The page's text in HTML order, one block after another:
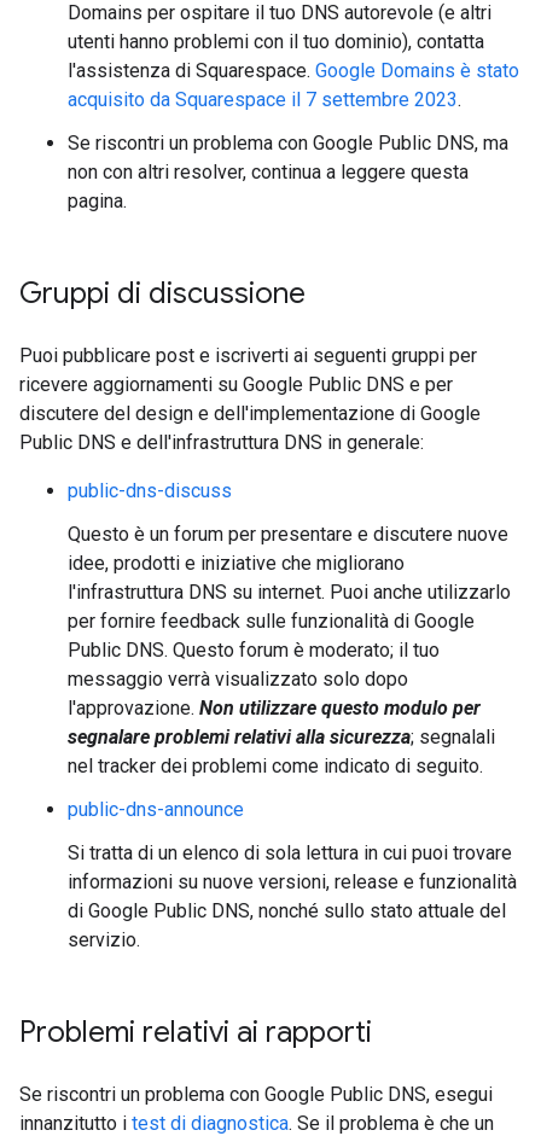
Domains per ospitare il tuo DNS autorevole (e altri
utenti hanno problemi con il tuo dominio), contatta
l'assistenza di Squarespace. Google Domains è stato
acquisito da Squarespace il 7 settembre 2023.
Se riscontri un problema con Google Public DNS, ma
non con altri resolver, continua a leggere questa
pagina.
Gruppi di discussione
Puoi pubblicare post e iscriverti ai seguenti gruppi per
ricevere aggiornamenti su Google Public DNS e per
discutere del design e dell'implementazione di Google
Public DNS e dell'infrastruttura DNS in generale:
public-dns-discuss
Questo è un forum per presentare e discutere nuove
idee, prodotti e iniziative che migliorano
l'infrastruttura DNS su internet. Puoi anche utilizzarlo
per fornire feedback sulle funzionalità di Google
Public DNS. Questo forum è moderato; il tuo
messaggio verrà visualizzato solo dopo
l'approvazione. Non utilizzare questo modulo per
segnalare problemi relativi alla sicurezza; segnalali
nel tracker dei problemi come indicato di seguito.
public-dns-announce
Si tratta di un elenco di sola lettura in cui puoi trovare
informazioni su nuove versioni, release e funzionalità
di Google Public DNS, nonché sullo stato attuale del
servizio.
Problemi relativi ai rapporti
Se riscontri un problema con Google Public DNS, esegui
innanzitutto i test di diagnostica. Se il problema è che un